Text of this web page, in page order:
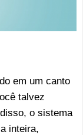
em um canto
talvez
o sistema
inteira,